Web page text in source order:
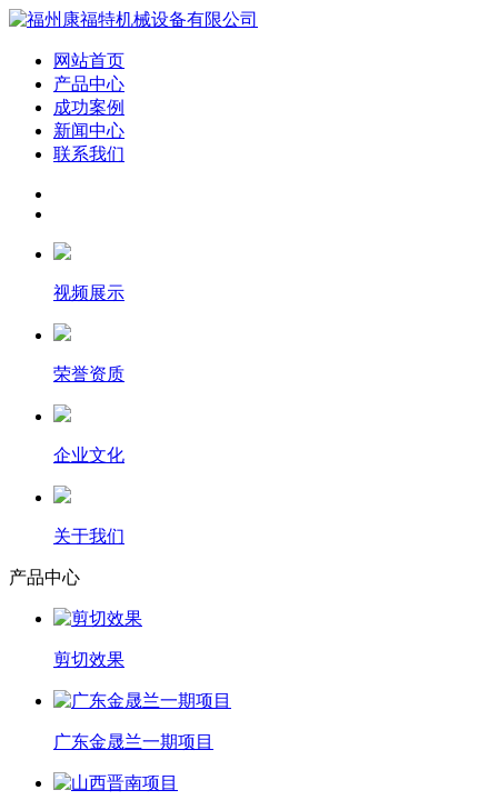
网站首页
产品中心
成功案例
新闻中心
联系我们
视频展示
荣誉资质
企业文化
关于我们
产品中心
剪切效果
广东金晟兰一期项目